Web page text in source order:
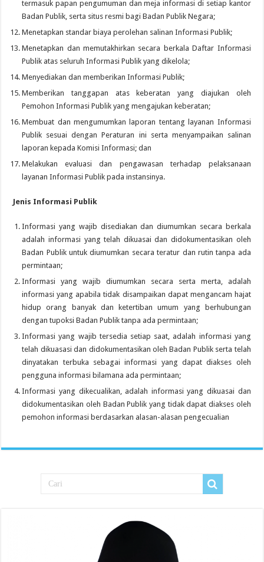
termasuk papan pengumuman dan meja informasi di setiap kantor
Badan Publik, serta situs resmi bagi Badan Publik Negara;
Menetapkan standar biaya perolehan salinan Informasi Publik;
Menetapkan dan memutakhirkan secara berkala Daftar Informasi
Publik atas seluruh Informasi Publik yang dikelola;
Menyediakan dan memberikan Informasi Publik;
Memberikan tanggapan atas keberatan yang diajukan oleh
Pemohon Informasi Publik yang mengajukan keberatan;
Membuat dan mengumumkan laporan tentang layanan Informasi
Publik sesuai dengan Peraturan ini serta menyampaikan salinan
laporan kepada Komisi Informasi; dan
Melakukan evaluasi dan pengawasan terhadap pelaksanaan
layanan Informasi Publik pada instansinya.
Jenis Informasi Publik
Informasi yang wajib disediakan dan diumumkan secara berkala
adalah informasi yang telah dikuasai dan didokumentasikan oleh
Badan Publik untuk diumumkan secara teratur dan rutin tanpa ada
permintaan;
Informasi yang wajib diumumkan secara serta merta, adalah
informasi yang apabila tidak disampaikan dapat mengancam hajat
hidup orang banyak dan ketertiban umum yang berhubungan
dengan tupoksi Badan Publik tanpa ada permintaan;
Informasi yang wajib tersedia setiap saat, adalah informasi yang
telah dikuasasi dan didokumentasikan oleh Badan Publik serta telah
dinyatakan terbuka sebagai informasi yang dapat diakses oleh
pengguna informasi bilamana ada permintaan;
Informasi yang dikecualikan, adalah informasi yang dikuasai dan
didokumentasikan oleh Badan Publik yang tidak dapat diakses oleh
pemohon informasi berdasarkan alasan-alasan pengecualian